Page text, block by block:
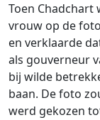
Toen Chadchart
vrouw op de
en verklaarde
als gouverneur
bij wilde
baan. De foto
werd gekozen